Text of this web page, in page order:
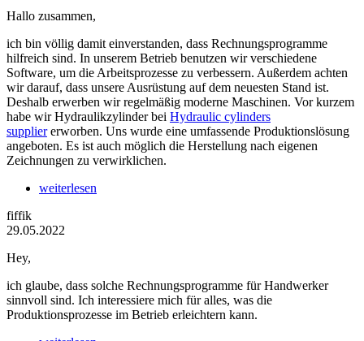
Hallo zusammen,
ich bin völlig damit einverstanden, dass Rechnungsprogramme
hilfreich sind. In unserem Betrieb benutzen wir verschiedene
Software, um die Arbeitsprozesse zu verbessern. Außerdem achten
wir darauf, dass unsere Ausrüstung auf dem neuesten Stand ist.
Deshalb erwerben wir regelmäßig moderne Maschinen. Vor kurzem
habe wir Hydraulikzylinder bei Hydraulic cylinders
suppliererworben. Uns wurde eine umfassende Produktionslösung
angeboten. Es ist auch möglich die Herstellung nach eigenen
Zeichnungen zu verwirklichen.
weiterlesen
fiffik
29.05.2022
Hey,
ich glaube, dass solche Rechnungsprogramme für Handwerker
sinnvoll sind. Ich interessiere mich für alles, was die
Produktionsprozesse im Betrieb erleichtern kann.